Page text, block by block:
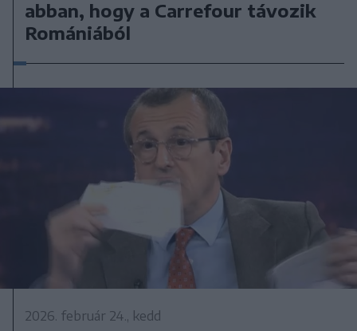
abban, hogy a Carrefour távozik
Romániából
2026. február 24., kedd